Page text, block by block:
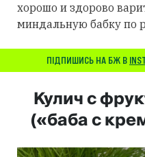
хорошо и здорово
миндальную бабку по
ПІДПИШИСЬ НА БЖ В
Кулич с
(«баба с